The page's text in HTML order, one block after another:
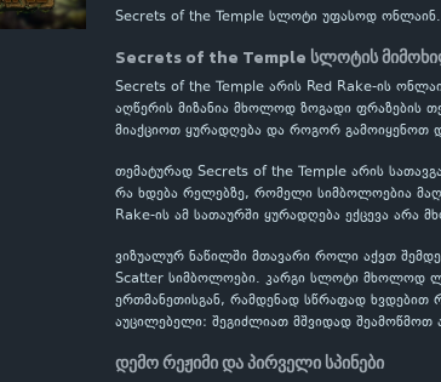
Secrets of the Temple სლოტი უფასოდ
Secrets of the Temple სლოტის
Secrets of the Temple არის Red Rake-ის
აღწერის მიზანია მხოლოდ ზოგადი ფრაზების
მიაქციოთ ყურადღება და როგორ გამოიყენოთ
თემატურად Secrets of the Temple არის
რა ხდება რელებზე, რომელი სიმბოლოებია
Rake-ის ამ სათაურში ყურადღება ექცევა არა
ვიზუალურ ნაწილში მთავარი როლი აქვთ
Scatter სიმბოლოები. კარგი სლოტი მხოლოდ
ერთმანეთისგან, რამდენად სწრაფად ხვდებით
აუცილებელი: შეგიძლიათ მშვიდად
დემო რეჟიმი და პირველი სპინები